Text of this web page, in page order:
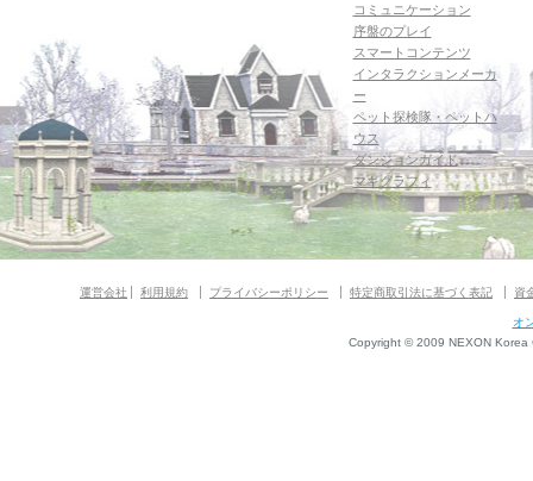
コミュニケーション
序盤のプレイ
スマートコンテンツ
インタラクションメーカ
ー
ペット探検隊・ペットハ
ウス
ダンジョンガイド
マギグラフィ
運営会社 利用規約 プライバシーポリシー 特定商取引法に基づく表記 資
オ
Copyright © 2009 NEXON Korea